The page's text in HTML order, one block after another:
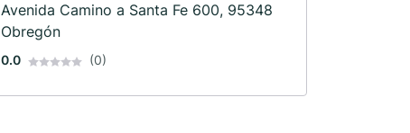
Avenida Camino a Santa Fe 600, 95348
Obregón
0.0 (0)